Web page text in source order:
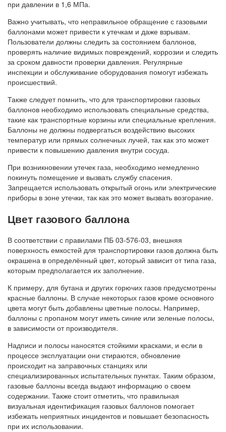
при давлении в 1,6 МПа.
Важно учитывать, что неправильное обращение с газовыми
баллонами может привести к утечкам и даже взрывам.
Пользователи должны следить за состоянием баллонов,
проверять наличие видимых повреждений, коррозии и следить
за сроком давности проверки давления. Регулярные
инспекции и обслуживание оборудования помогут избежать
происшествий.
Также следует помнить, что для транспортировки газовых
баллонов необходимо использовать специальные средства,
такие как транспортные корзины или специальные крепления.
Баллоны не должны подвергаться воздействию высоких
температур или прямых солнечных лучей, так как это может
привести к повышению давления внутри сосуда.
При возникновении утечек газа, необходимо немедленно
покинуть помещение и вызвать службу спасения.
Запрещается использовать открытый огонь или электрические
приборы в зоне утечки, так как это может вызвать возгорание.
Цвет газового баллона
В соответствии с правилами ПБ 03-576-03, внешняя
поверхность емкостей для транспортировки газов должна быть
окрашена в определённый цвет, который зависит от типа газа,
которым предполагается их заполнение.
К примеру, для бутана и других горючих газов предусмотрены
красные баллоны. В случае некоторых газов кроме основного
цвета могут быть добавлены цветные полосы. Например,
баллоны с пропаном могут иметь синие или зеленые полосы,
в зависимости от производителя.
Надписи и полосы наносятся стойкими красками, и если в
процессе эксплуатации они стираются, обновление
происходит на заправочных станциях или
специализированных испытательных пунктах. Таким образом,
газовые баллоны всегда выдают информацию о своем
содержании. Также стоит отметить, что правильная
визуальная идентификация газовых баллонов помогает
избежать неприятных инцидентов и повышает безопасность
при их использовании.